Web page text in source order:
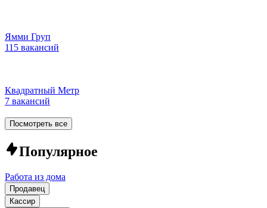
Ямми Груп
115 вакансий
Квадратный Метр
7 вакансий
Посмотреть все
Популярное
Работа из дома
Продавец
Кассир